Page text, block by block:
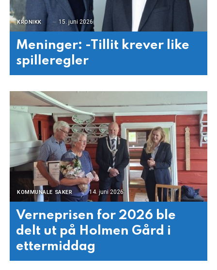
KRONIKK 15. juni 2026
Meninger: -Tillit krever like
spilleregler
KOMMUNALE SAKER 14. juni 2026
Verneprisen for 2026 ble
delt ut på Holmen Gård i
ettermiddag